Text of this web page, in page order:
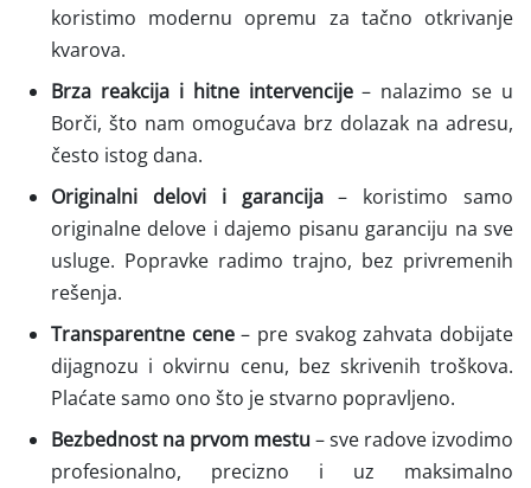
koristimo modernu opremu za tačno otkrivanje
kvarova.
Brza reakcija i hitne intervencije– nalazimo se u
Borči, što nam omogućava brz dolazak na adresu,
često istog dana.
Originalni delovi i garancija– koristimo samo
originalne delove i dajemo pisanu garanciju na sve
usluge. Popravke radimo trajno, bez privremenih
rešenja.
Transparentne cene– pre svakog zahvata dobijate
dijagnozu i okvirnu cenu, bez skrivenih troškova.
Plaćate samo ono što je stvarno popravljeno.
Bezbednost na prvom mestu – sve radove izvodimo
profesionalno, precizno i uz maksimalno